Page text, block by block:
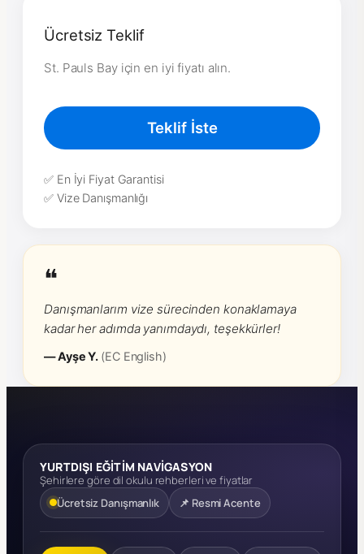
Ücretsiz Teklif
St. Pauls Bay için en iyi fiyatı alın.
Teklif İste
✅ En İyi Fiyat Garantisi
✅ Vize Danışmanlığı
❝
Danışmanlarım vize sürecinden konaklamaya
kadar her adımda yanımdaydı, teşekkürler!
— Ayşe Y. (EC English)
YURTDIŞI EĞİTİM NAVİGASYON
Şehirlere göre dil okulu rehberleri ve fiyatlar
Ücretsiz Danışmanlık
📌 Resmi Acente